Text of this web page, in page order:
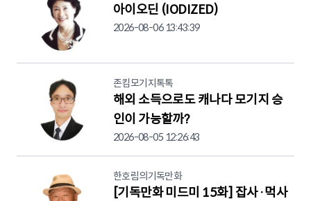
아이오딘 (IODIZED)
2026-08-06 13:43:39
존킴모기지톡톡
해외 소득으로도 캐나다 모기지 승
인이 가능할까?
2026-08-05 12:26:43
한호림의기독만화
[기독만화 미드미 15화] 잡사·먹사